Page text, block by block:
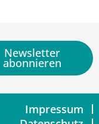
Newsletter
abonnieren
Impressum